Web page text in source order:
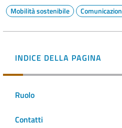
Mobilità sostenibile
INDICE DELLA PAGINA
Ruolo
Contatti